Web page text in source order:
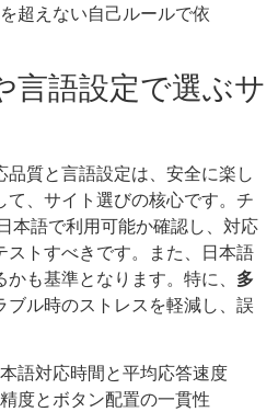
超えない自己ルールで依
言語設定で選ぶサ
品質と言語設定は、安全に楽し
て、サイト選びの核心です。チ
本語で利用可能か確認し、対応
ストすべきです。また、日本語
かも基準となります。特に、 多
ブル時のストレスを軽減し、誤
語対応時間と平均応答速度
度とボタン配置の一貫性